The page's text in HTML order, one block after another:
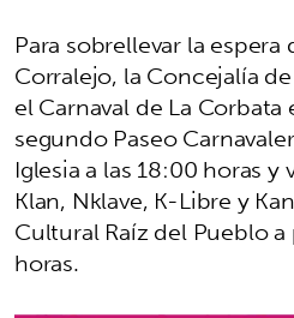
Para sobrellevar la
Corralejo, la Concejalía
el Carnaval de La
segundo Paseo
Iglesia a las 18:00 horas
Klan, Nklave, K-Libre y
Cultural Raíz del Pueblo
horas.